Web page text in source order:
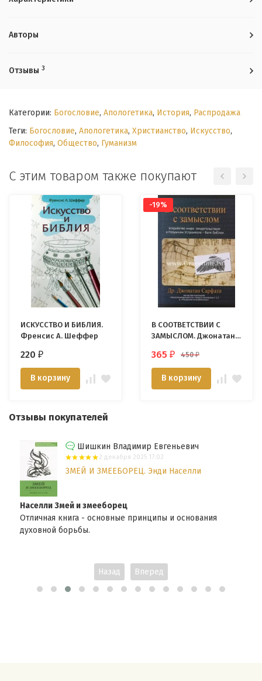
Авторы
Отзывы 3
Категории: Богословие, Апологетика, История, Распродажа
Теги: Богословие, Апологетика, Христианство, Искусство,
Философия, Общество, Гуманизм
С этим товаром также покупают
ИСКУССТВО И БИБЛИЯ.
Френсис А. Шеффер
220 ₽
В корзину
-19%
В СООТВЕТСТВИИ С
ЗАМЫСЛОМ. Джонатан
365 ₽ 450₽
В корзину
Отзывы покупателей
Шишкин Владимир Евгеньевич
2 декабря 2025 17:02
ЗМЕЙ И ЗМЕЕБОРЕЦ. Энди Населли
Населли Змей и змееборец
Отличная книга - основные принципы и основания
духовной борьбы.
Назад Вперед